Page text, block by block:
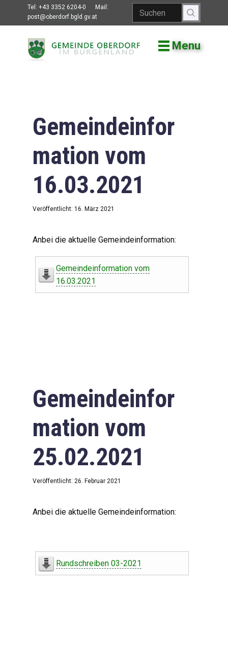
Tel: +43 3352 6204-0
Mail:
post@oberdorf.bgld.gv.at
Menu
Willkommen
Gemeindeamt
Gemeinderat
Bildung
Vereine
Leben in Oberdorf
Downloads
Impressum
Datenschutzerklärung
Gemeindeinfor
mation vom
16.03.2021
Veröffentlicht: 16. März 2021
Anbei die aktuelle Gemeindeinformation:
Gemeindeinformation vom
16.03.2021
Gemeindeinfor
mation vom
25.02.2021
Veröffentlicht: 26. Februar 2021
Anbei die aktuelle Gemeindeinformation:
Rundschreiben 03-2021